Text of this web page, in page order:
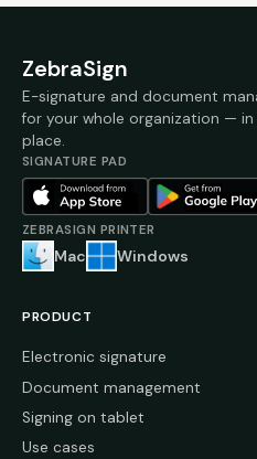
ZebraSign
E-signature and document
for your whole organization — in
place.
SIGNATURE PAD
ZEBRASIGN PRINTER
Mac Windows
PRODUCT
Electronic signature
Document management
Signing on tablet
Use cases